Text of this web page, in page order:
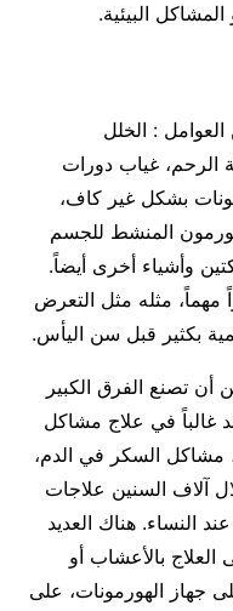
البيئية.
: الخلل
الرحم، غياب دورات
بشكل غير كاف،
المنشط للجسم
وأشياء أخرى أيضاً.
مهماً، مثله مثل التعرض
بكثير قبل سن اليأس.
أن تصنع الفرق الكبير
غالباً في علاج مشاكل
مشاكل السكر في الدم،
آلاف السنين علاجات
النساء. هناك العديد
بالأعشاب أو
جهاز الهورمونات، على